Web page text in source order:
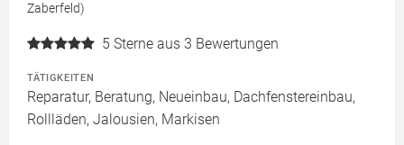
Zaberfeld)
5 Sterne aus 3 Bewertungen
TÄTIGKEITEN
Reparatur, Beratung, Neueinbau, Dachfenstereinbau,
Rollläden, Jalousien, Markisen